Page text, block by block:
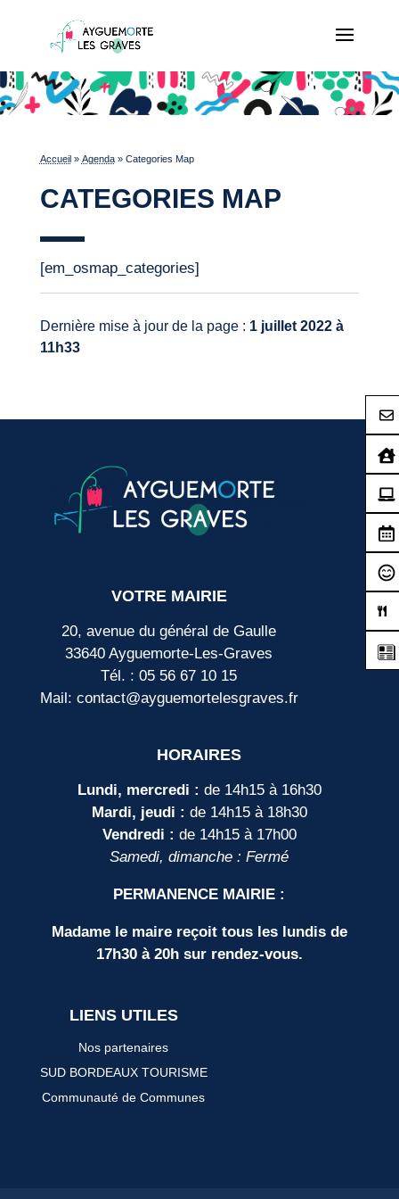
Accueil » Agenda» Categories Map
CATEGORIES MAP
[em_osmap_categories]
Dernière mise à jour de la page : 1 juillet 2022 à
11h33
VOTRE MAIRIE
20, avenue du général de Gaulle
33640 Ayguemorte-Les-Graves
Tél. : 05 56 67 10 15
Mail: contact@ayguemortelesgraves.fr
HORAIRES
Lundi, mercredi : de 14h15 à 16h30
Mardi, jeudi : de 14h15 à 18h30
Vendredi : de 14h15 à 17h00
Samedi, dimanche : Fermé
PERMANENCE MAIRIE :
Madame le maire reçoit tous les lundis de
17h30 à 20h sur rendez-vous.
LIENS UTILES
Nos partenaires
SUD BORDEAUX TOURISME
Communauté de Communes